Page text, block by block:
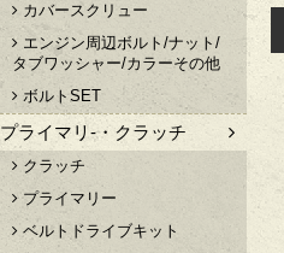
カバースクリュー
エンジン周辺ボルト/ナット/
タブワッシャー/カラーその他
ボルトSET
プライマリ-・クラッチ
クラッチ
プライマリー
ベルトドライブキット